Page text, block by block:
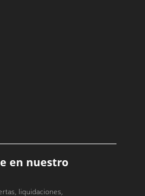
en nuestro
liquidaciones,